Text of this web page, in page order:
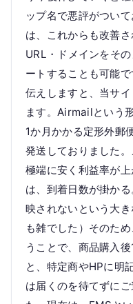
ップ名で悪評がつい
は、これからも改善
URL・ドメインをそ
ートすることも可能
伝えしますと、当サ
ます。Airmailという
1か月かかる定形外郵
発送しておりました
極端に安く利益率が
は、到着日数が掛か
映されないという大
も雑でした）そのた
うことで、商品購入
と、特定商やHPに明
は届くのを待てずに